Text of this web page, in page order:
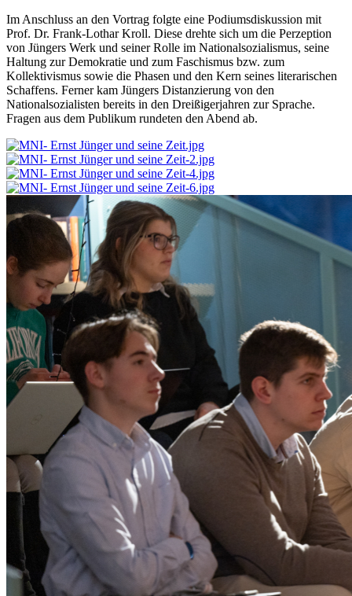
Im Anschluss an den Vortrag folgte eine Podiumsdiskussion mit
Prof. Dr. Frank-Lothar Kroll. Diese drehte sich um die Perzeption
von Jüngers Werk und seiner Rolle im Nationalsozialismus, seine
Haltung zur Demokratie und zum Faschismus bzw. zum
Kollektivismus sowie die Phasen und den Kern seines literarischen
Schaffens. Ferner kam Jüngers Distanzierung von den
Nationalsozialisten bereits in den Dreißigerjahren zur Sprache.
Fragen aus dem Publikum rundeten den Abend ab.